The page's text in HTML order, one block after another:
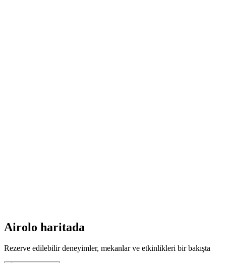
Airolo haritada
Rezerve edilebilir deneyimler, mekanlar ve etkinlikleri bir bakışta